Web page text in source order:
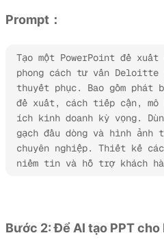
Prompt：
Tạo một PowerPoint đề xuất
phong cách tư vấn
thuyết phục. Bao gồm phát
đề xuất, cách tiếp cận,
ích kinh doanh kỳ vọng.
gạch đầu dòng và hình
chuyên nghiệp. Thiết kế
niềm tin và hỗ trợ khách
Bước 2: Để AI tạo PPT cho